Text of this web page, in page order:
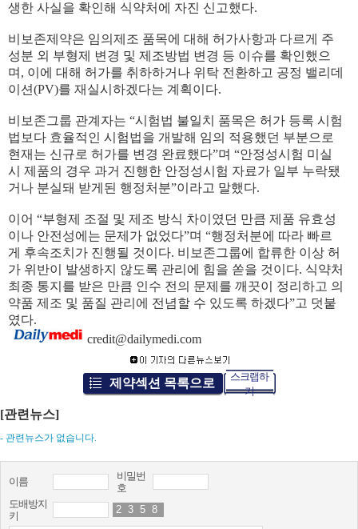
생한 사실을 확인해 식약처에 자진 신고했다.
비보존제약은 임의제조 품목에 대해 허가사항과 다르게 주
성분 외 부형제 변경 및 제조방법 변경 등 이슈를 확인했으
며, 이에 대해 허가를 취하하거나 위탁 전환하고 공정 밸리데
이션(PV)를 재실시하겠다는 계획이다.
비보존그룹 관계자는 “시험법 불일치 품목은 허가 등록 시험
법보다 효율적인 시험법을 개발해 임의 적용했던 부분으로
현재는 신규로 허가를 변경 완료했다”며 “안정성시험 미실
시 제품의 경우 과거 진행한 안정성시험 자료가 일부 누락됐
거나 분실돼 받게된 행정처분”이라고 말했다.
이어 “부형제 조절 및 제조 방식 차이였던 만큼 제품 유효성
이나 안전성에는 문제가 없었다”며 “행정처분에 따라 빠르
게 후속조치가 진행될 것이다. 비보존그룹에 합류한 이상 허
가 위반이 발생하지 않도록 관리에 힘을 쏟을 것이다. 식약처
최종 통지를 받은 만큼 인수 전의 문제를 깨끗이 정리하고 의
약품 제조 및 품질 관리에 전념할 수 있도록 하겠다”고 덧붙
였다.
credit@dailymedi.com
제약섹션 목록으로
스크랩하
기
[관련뉴스]
- 관련뉴스가 없습니다.